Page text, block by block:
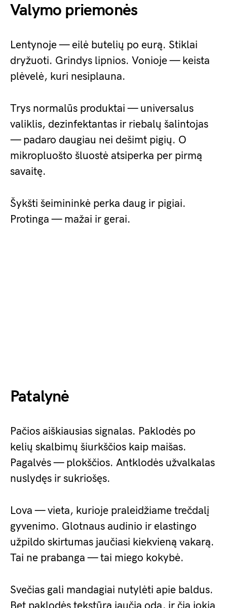
Valymo priemonės
Lentynoje — eilė butelių po eurą. Stiklai
dryžuoti. Grindys lipnios. Vonioje — keista
plėvelė, kuri nesiplauna.
Trys normalūs produktai — universalus
valiklis, dezinfektantas ir riebalų šalintojas
— padaro daugiau nei dešimt pigių. O
mikropluošto šluostė atsiperka per pirmą
savaitę.
Šykšti šeimininkė perka daug ir pigiai.
Protinga — mažai ir gerai.
Patalynė
Pačios aiškiausias signalas. Paklodės po
kelių skalbimų šiurkščios kaip maišas.
Pagalvės — plokščios. Antklodės užvalkalas
nuslydęs ir sukriošęs.
Lova — vieta, kurioje praleidžiame trečdalį
gyvenimo. Glotnaus audinio ir elastingo
užpildo skirtumas jaučiasi kiekvieną vakarą.
Tai ne prabanga — tai miego kokybė.
Svečias gali mandagiai nutylėti apie baldus.